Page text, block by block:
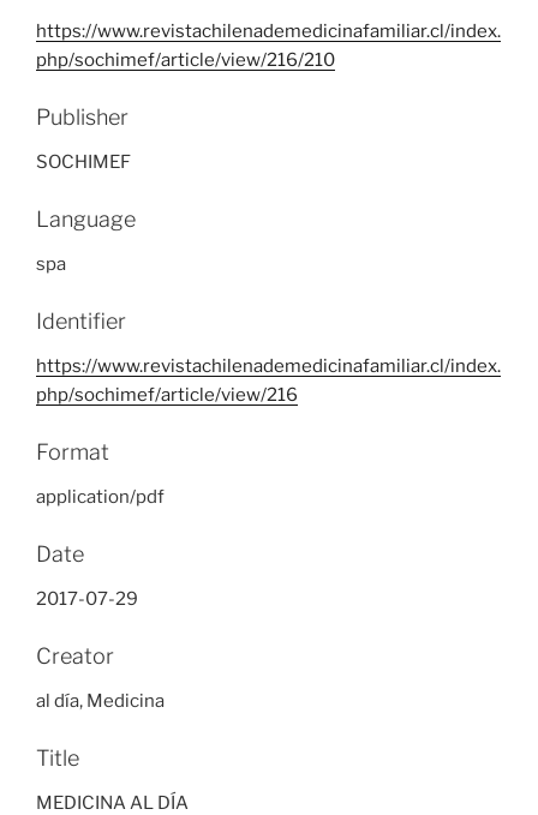
https://www.revistachilenademedicinafamiliar.cl/index.
php/sochimef/article/view/216/210
Publisher
SOCHIMEF
Language
spa
Identifier
https://www.revistachilenademedicinafamiliar.cl/index.
php/sochimef/article/view/216
Format
application/pdf
Date
2017-07-29
Creator
al día, Medicina
Title
MEDICINA AL DÍA